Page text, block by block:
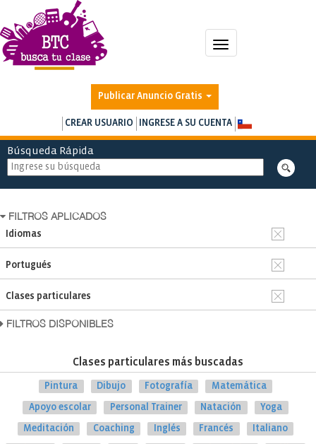
Toggle
navigation
Publicar Anuncio Gratis
CREAR USUARIO INGRESE A SU CUENTA
Búsqueda Rápida
FILTROS APLICADOS
Idiomas
Portugués
Clases particulares
FILTROS DISPONIBLES
Clases particulares más buscadas
Pintura Dibujo Fotografía Matemática
Apoyo escolar Personal Trainer Natación Yoga
Meditación Coaching Inglés Francés Italiano